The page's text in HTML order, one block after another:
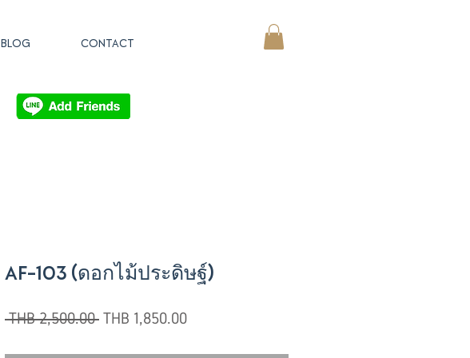
BLOG
CONTACT
AF-103 (ดอกไม้ประดิษฐ์)
THB 2,500.00 Regular
THB 1,850.00Sale